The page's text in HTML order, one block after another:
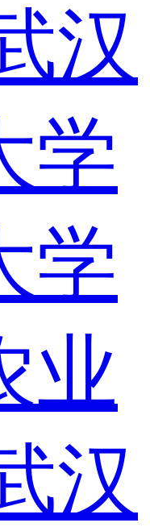
汉
学
学
业
汉